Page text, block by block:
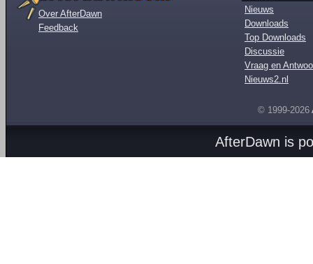
Over AfterDawn
Feedback
Nieuws
Downloads
Top Downloads
Discussie
Vraag en
Nieuws2.nl
© 1999-2026
AfterDawn is